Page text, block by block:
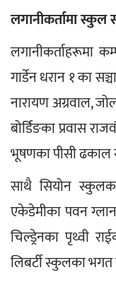
लगानीकर्तामा
लगानीकर्ताहरूमा
गार्डेन धरान १ का
नारायण अग्रवाल,
बोर्डिङका प्रवास
भूषणका पीसी
साथै सियोन
एकेडेमीका पवन
चिल्ड्रेनका पृथ्वी
लिबर्टी स्कुलका